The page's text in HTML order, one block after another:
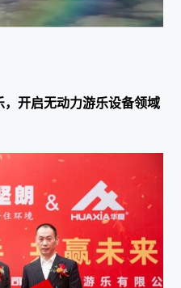
开启无动力游乐设备领域